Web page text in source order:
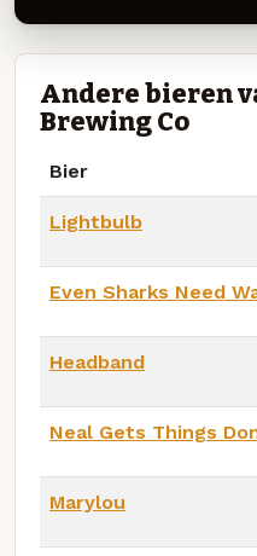
Andere bieren
Brewing Co
Bier
Lightbulb
Even Sharks Need
Headband
Neal Gets Things
Marylou